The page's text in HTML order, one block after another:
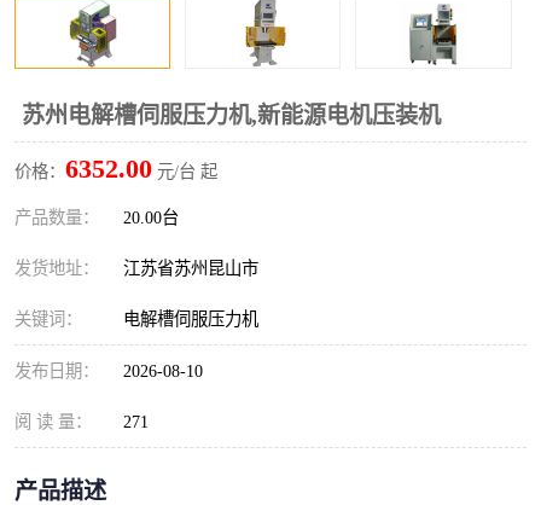
苏州电解槽伺服压力机,新能源电机压装机
价格： 6352.00 元/台 起
产品数量： 20.00台
发货地址： 江苏省苏州昆山市
关键词： 电解槽伺服压力机
发布日期： 2026-08-10
阅 读 量： 271
产品描述